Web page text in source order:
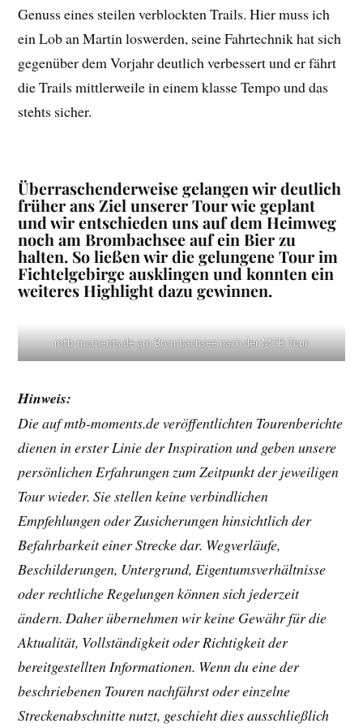
Genuss eines steilen verblockten Trails. Hier muss ich
ein Lob an Martin loswerden, seine Fahrtechnik hat sich
gegenüber dem Vorjahr deutlich verbessert und er fährt
die Trails mittlerweile in einem klasse Tempo und das
stehts sicher.
Überraschenderweise gelangen wir deutlich
früher ans Ziel unserer Tour wie geplant
und wir entschieden uns auf dem Heimweg
noch am Brombachsee auf ein Bier zu
halten. So ließen wir die gelungene Tour im
Fichtelgebirge ausklingen und konnten ein
weiteres Highlight dazu gewinnen.
mtb-moments.de am Brombachsee nach der MTB-Tour
Hinweis:
Die auf mtb-moments.de veröffentlichten Tourenberichte
dienen in erster Linie der Inspiration und geben unsere
persönlichen Erfahrungen zum Zeitpunkt der jeweiligen
Tour wieder. Sie stellen keine verbindlichen
Empfehlungen oder Zusicherungen hinsichtlich der
Befahrbarkeit einer Strecke dar. Wegverläufe,
Beschilderungen, Untergrund, Eigentumsverhältnisse
oder rechtliche Regelungen können sich jederzeit
ändern. Daher übernehmen wir keine Gewähr für die
Aktualität, Vollständigkeit oder Richtigkeit der
bereitgestellten Informationen. Wenn du eine der
beschriebenen Touren nachfährst oder einzelne
Streckenabschnitte nutzt, geschieht dies ausschließlich